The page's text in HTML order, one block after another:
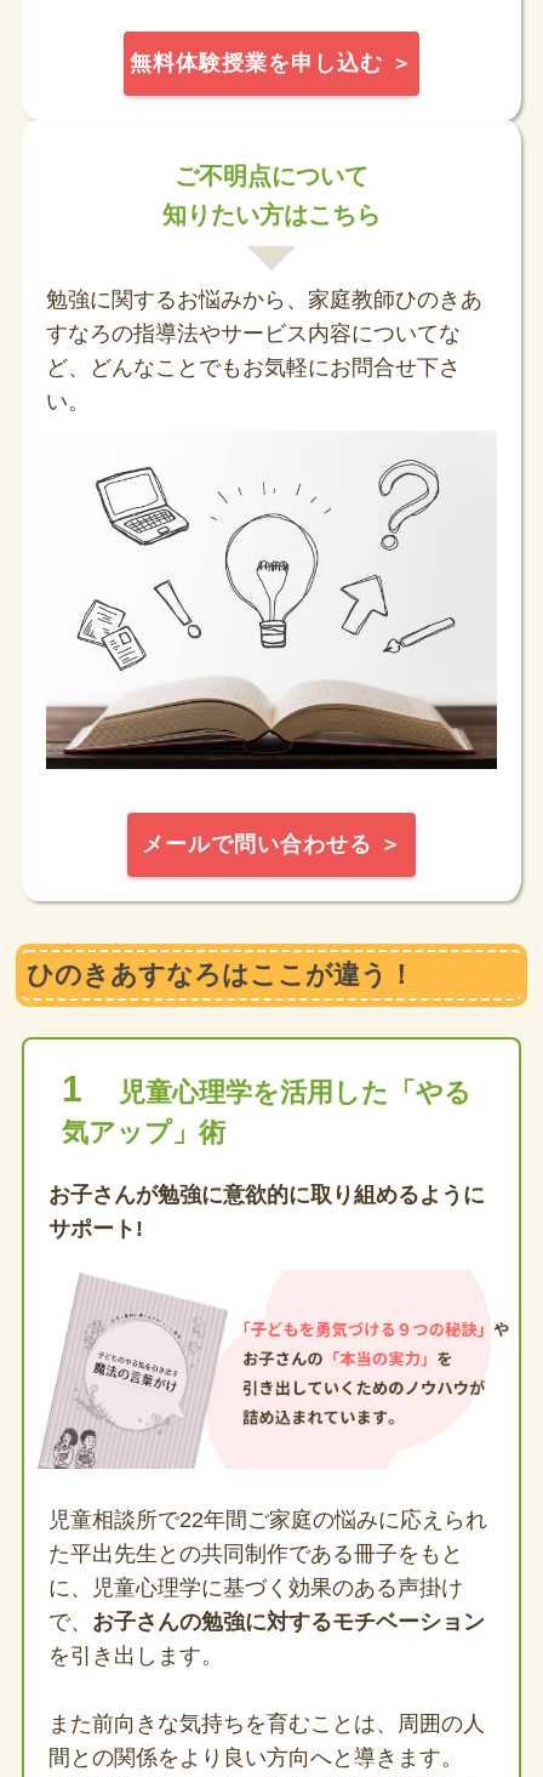
無料体験授業を申し込む ＞
ご不明点について
知りたい方はこちら
勉強に関するお悩みから、家庭教師ひのきあ
すなろの指導法やサービス内容についてな
ど、どんなことでもお気軽にお問合せ下さ
い。
メールで問い合わせる ＞
ひのきあすなろはここが違う！
1
児童心理学を活用した「やる
気アップ」術
お子さんが勉強に意欲的に取り組めるように
サポート !
児童相談所で22年間ご家庭の悩みに応えられ
た平出先生との共同制作である冊子をもと
に、児童心理学に基づく効果のある声掛け
で、 お子さんの勉強に対するモチベーション
を引き出します。
また前向きな気持ちを育むことは、周囲の人
間との関係をより良い方向へと導きます。